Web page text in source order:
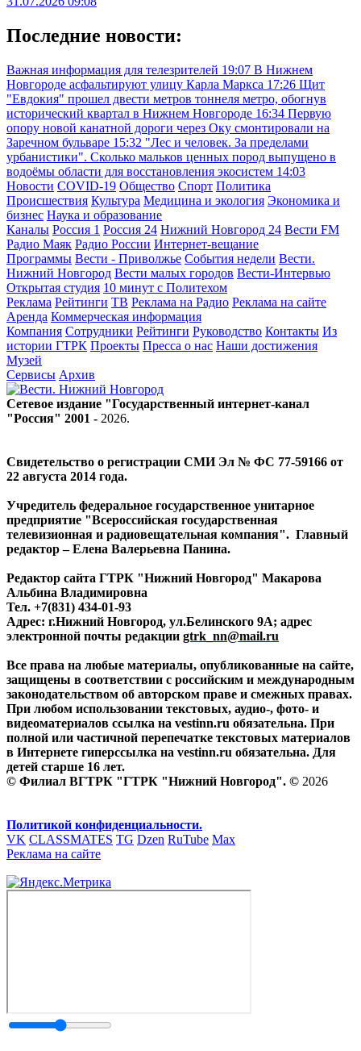
Последние новости:
Важная информация для телезрителей 19:07 В Нижнем
Новгороде асфальтируют улицу Карла Маркса 17:26 Щит
"Евдокия" прошел двести метров тоннеля метро, обогнув
исторический квартал в Нижнем Новгороде 16:34 Первую
опору новой канатной дороги через Оку смонтировали на
Заречном бульваре 15:32 "Лес и человек. За пределами
урбанистики". Сколько мальков ценных пород выпущено в
водоёмы области для восстановления экосистем 14:03
Новости COVID-19 Общество Спорт Политика
Происшествия Культура Медицина и экология Экономика и
бизнес Наука и образование
Каналы Россия 1 Россия 24 Нижний Новгород 24 Вести FM
Радио Маяк Радио России Интернет-вещание
Программы Вести - Приволжье События недели Вести.
Нижний Новгород Вести малых городов Вести-Интервью
Открытая студия 10 минут с Политехом
Реклама Рейтинги ТВ Реклама на Радио Реклама на сайте
Аренда Коммерческая информация
Компания Сотрудники Рейтинги Руководство Контакты Из
истории ГТРК Проекты Пресса о нас Наши достижения
Музей
Сервисы Архив
Сетевое издание "Государственный интернет-канал
"Россия" 2001 - 2026.
Свидетельство о регистрации СМИ Эл № ФС 77-59166 от
22 августа 2014 года.
Учредитель федеральное государственное унитарное
предприятие "Всероссийская государственная
телевизионная и радиовещательная компания". Главный
редактор – Елена Валерьевна Панина.
Редактор сайта ГТРК "Нижний Новгород" Макарова
Альбина Владимировна
Тел. +7(831) 434-01-93
Адрес: г.Нижний Новгород, ул.Белинского 9А; адрес
электронной почты редакции gtrk_nn@mail.ru
Все права на любые материалы, опубликованные на сайте,
защищены в соответствии с российским и международным
законодательством об авторском праве и смежных правах.
При любом использовании текстовых, аудио-, фото- и
видеоматериалов ссылка на vestinn.ru обязательна. При
полной или частичной перепечатке текстовых материалов
в Интернете гиперссылка на vestinn.ru обязательна. Для
детей старше 16 лет.
© Филиал ВГТРК "ГТРК "Нижний Новгород". © 2026
Политикой конфиденциальности.
VK CLASSMATES TG Dzen RuTube Max
Реклама на сайте